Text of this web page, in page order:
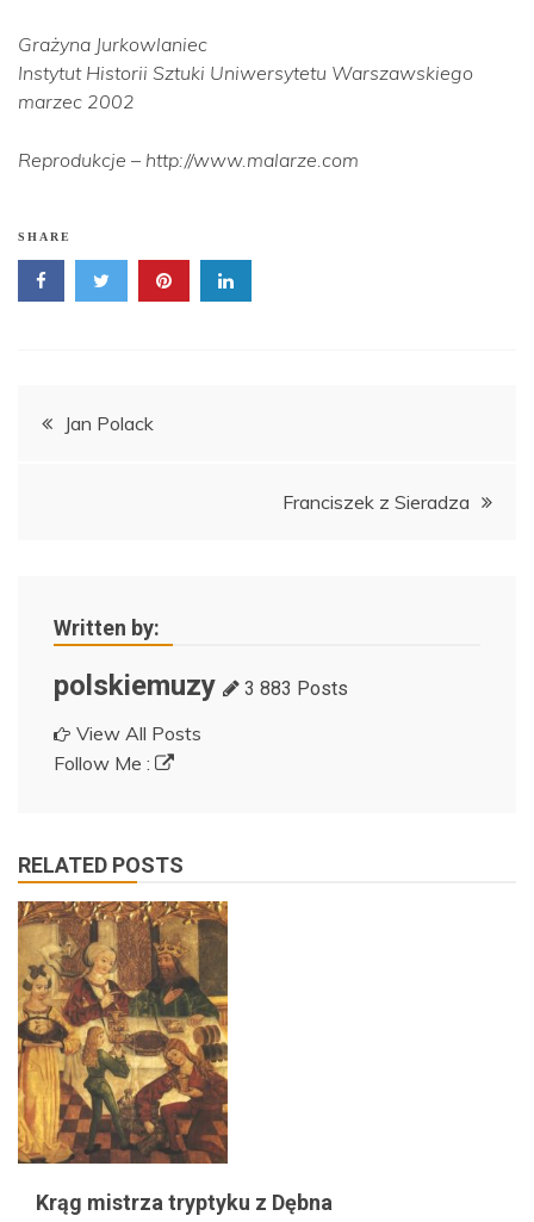
Grażyna Jurkowlaniec
Instytut Historii Sztuki Uniwersytetu Warszawskiego
marzec 2002
Reprodukcje – http://www.malarze.com
SHARE
Nawigacja
Jan Polack
Franciszek z Sieradza
Written by:
polskiemuzy 3 883 Posts
View All Posts
Follow Me :
RELATED POSTS
Krąg mistrza tryptyku z Dębna